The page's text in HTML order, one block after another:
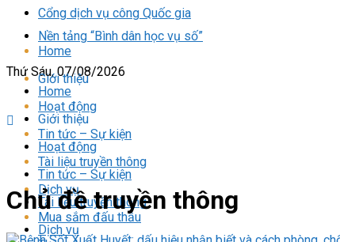
Cổng dịch vụ công Quốc gia
Nền tảng “Bình dân học vụ số”
Thứ Sáu, 07/08/2026
Home
Giới thiệu
Hoạt động
Tin tức – Sự kiện
Tài liệu truyền thông
Dịch vụ
Mua sắm đấu thầu
Home
Giới thiệu
Hoạt động
Tin tức – Sự kiện
Tài liệu truyền thông
Dịch vụ
Chủ đề truyền thông